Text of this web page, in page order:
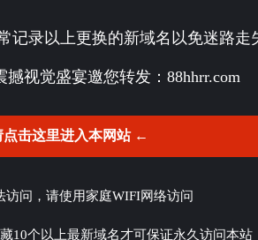
记录以上更换的新域名以免迷路走
视觉盛宴邀您转发： 88hhrr.com
击这里进入本网站 ←
访问，请使用家庭WIFI网络访问
10个以上最新域名才可保证永久访问本站